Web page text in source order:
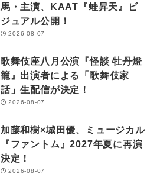
馬・主演、KAAT『蛙昇天』ビ
ジュアル公開！
2026-08-07
歌舞伎座八月公演『怪談 牡丹燈
籠』出演者による「歌舞伎家
話」生配信が決定！
2026-08-07
加藤和樹×城田優、ミュージカル
『ファントム』2027年夏に再演
決定！
2026-08-07